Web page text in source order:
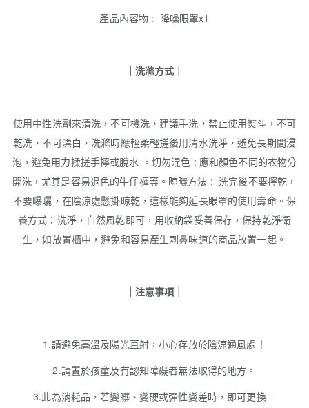
產品內容物 : 降噪眼罩x1
｜洗滌方式｜
使用中性洗劑來清洗，不可機洗，建議手洗，禁止使用熨斗，不可
乾洗，不可漂白，洗滌時應輕柔輕搓後用清水洗淨，避免長期間浸
泡，避免用力揉搓手擰或脫水 。切勿混色 : 應和顏色不同的衣物分
開洗，尤其是容易退色的牛仔褲等。晾曬方法 : 洗完後不要擰乾，
不要曝曬，在陰涼處懸掛晾乾，這樣能夠延長眼罩的使用壽命。保
養方式：洗淨，自然風乾即可，用收納袋妥善保存，保持乾淨衛
生，如放置櫃中，避免和容易產生刺鼻味道的商品放置一起。
｜注意事項｜
1.請避免高溫及陽光直射，小心存放於陰涼通風處！
2.請置於孩童及有認知障礙者無法取得的地方。
3.此為消耗品，若變髒、變硬或彈性變差時，即可更換。